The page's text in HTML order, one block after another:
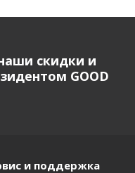
скидки и
GOOD
и поддержка